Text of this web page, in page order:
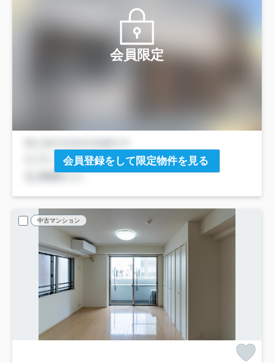
会員限定
会員登録をして限定物件を見る
中古マンション